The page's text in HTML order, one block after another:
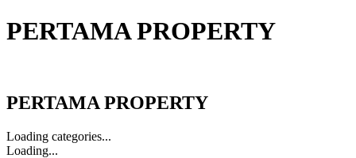
PERTAMA PROPERTY
PERTAMA PROPERTY
Loading categories...
Loading...